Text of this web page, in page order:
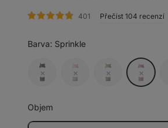
401 hodnocení
Přečíst 104 recenzí
Barva: Sprinkle
Black
vyprodáno
Coral
Reef
Moss
vyprodáno
Sprinkle
vyprodáno
Objem